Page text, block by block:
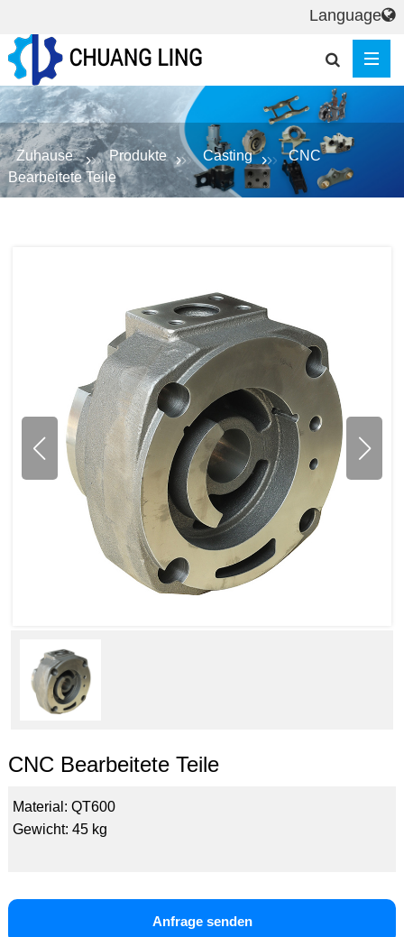
Zuhause Produkte Casting
CNC
Bearbeitete Teile
CNC Bearbeitete Teile
Material: QT600
Gewicht: 45 kg
Anfrage senden
Language